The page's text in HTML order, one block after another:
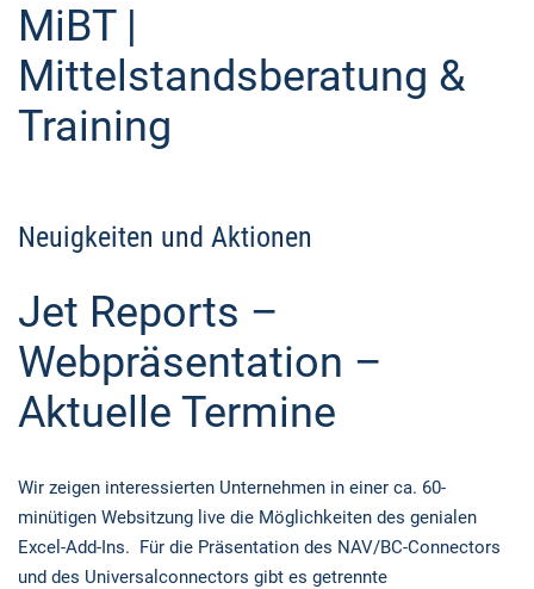
MiBT |
Mittelstandsberatung &
Training
Neuigkeiten und Aktionen
Jet Reports –
Webpräsentation –
Aktuelle Termine
Wir zeigen interessierten Unternehmen in einer ca. 60-
minütigen Websitzung live die Möglichkeiten des genialen
Excel-Add-Ins. Für die Präsentation des NAV/BC-Connectors
und des Universalconnectors gibt es getrennte